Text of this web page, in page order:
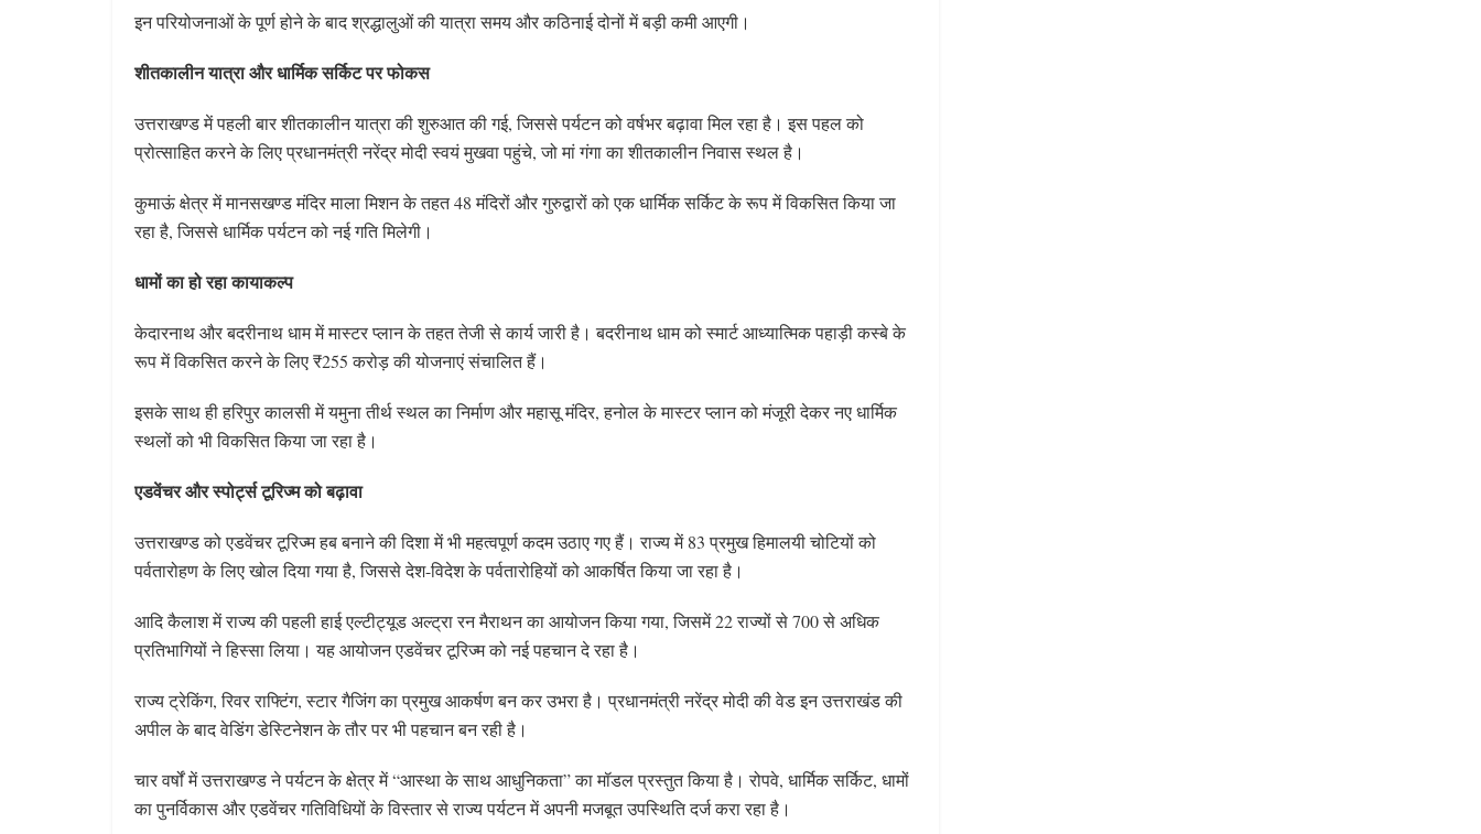
इन परियोजनाओं के पूर्ण होने के बाद श्रद्धालुओं की यात्रा समय और कठिनाई दोनों में बड़ी कमी आएगी।
शीतकालीन यात्रा और धार्मिक सर्किट पर फोकस
उत्तराखण्ड में पहली बार शीतकालीन यात्रा की शुरुआत की गई, जिससे पर्यटन को वर्षभर बढ़ावा मिल रहा है। इस पहल को
प्रोत्साहित करने के लिए प्रधानमंत्री नरेंद्र मोदी स्वयं मुखवा पहुंचे, जो मां गंगा का शीतकालीन निवास स्थल है।
कुमाऊं क्षेत्र में मानसखण्ड मंदिर माला मिशन के तहत 48 मंदिरों और गुरुद्वारों को एक धार्मिक सर्किट के रूप में विकसित किया जा
रहा है, जिससे धार्मिक पर्यटन को नई गति मिलेगी।
धामों का हो रहा कायाकल्प
केदारनाथ और बदरीनाथ धाम में मास्टर प्लान के तहत तेजी से कार्य जारी है। बदरीनाथ धाम को स्मार्ट आध्यात्मिक पहाड़ी कस्बे के
रूप में विकसित करने के लिए ₹255 करोड़ की योजनाएं संचालित हैं।
इसके साथ ही हरिपुर कालसी में यमुना तीर्थ स्थल का निर्माण और महासू मंदिर, हनोल के मास्टर प्लान को मंजूरी देकर नए धार्मिक
स्थलों को भी विकसित किया जा रहा है।
एडवेंचर और स्पोर्ट्स टूरिज्म को बढ़ावा
उत्तराखण्ड को एडवेंचर टूरिज्म हब बनाने की दिशा में भी महत्वपूर्ण कदम उठाए गए हैं। राज्य में 83 प्रमुख हिमालयी चोटियों को
पर्वतारोहण के लिए खोल दिया गया है, जिससे देश-विदेश के पर्वतारोहियों को आकर्षित किया जा रहा है।
आदि कैलाश में राज्य की पहली हाई एल्टीट्यूड अल्ट्रा रन मैराथन का आयोजन किया गया, जिसमें 22 राज्यों से 700 से अधिक
प्रतिभागियों ने हिस्सा लिया। यह आयोजन एडवेंचर टूरिज्म को नई पहचान दे रहा है।
राज्य ट्रेकिंग, रिवर राफ्टिंग, स्टार गैजिंग का प्रमुख आकर्षण बन कर उभरा है। प्रधानमंत्री नरेंद्र मोदी की वेड इन उत्तराखंड की
अपील के बाद वेडिंग डेस्टिनेशन के तौर पर भी पहचान बन रही है।
चार वर्षों में उत्तराखण्ड ने पर्यटन के क्षेत्र में “आस्था के साथ आधुनिकता” का मॉडल प्रस्तुत किया है। रोपवे, धार्मिक सर्किट, धामों
का पुनर्विकास और एडवेंचर गतिविधियों के विस्तार से राज्य पर्यटन में अपनी मजबूत उपस्थिति दर्ज करा रहा है।